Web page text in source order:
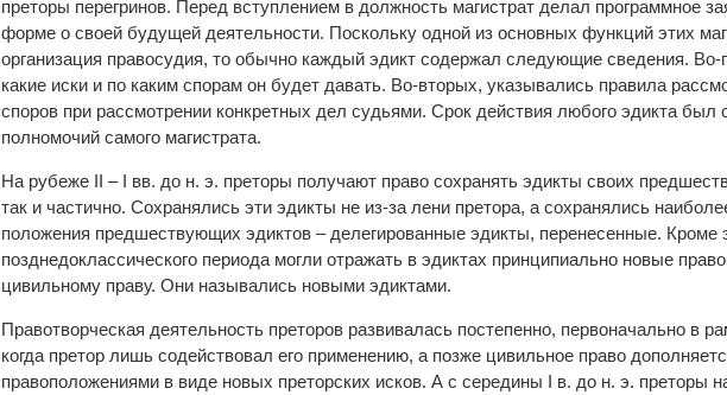
преторы перегринов. Перед вступлением в должность магистрат делал программное
форме о своей будущей деятельности. Поскольку одной из основных функций этих
организация правосудия, то обычно каждый эдикт содержал следующие сведения. Во-
какие иски и по каким спорам он будет давать. Во-вторых, указывались правила
споров при рассмотрении конкретных дел судьями. Срок действия любого эдикта был
полномочий самого магистрата.
На рубеже II – I вв. до н. э. преторы получают право сохранять эдикты своих
так и частично. Сохранялись эти эдикты не из-за лени претора, а сохранялись
положения предшествующих эдиктов – делегированные эдикты, перенесенные. Кроме
позднедоклассического периода могли отражать в эдиктах принципиально новые
цивильному праву. Они назывались новыми эдиктами.
Правотворческая деятельность преторов развивалась постепенно, первоначально в
когда претор лишь содействовал его применению, а позже цивильное право
правоположениями в виде новых преторских исков. А с середины I в. до н. э. преторы